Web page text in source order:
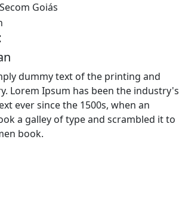
Secom Goiás
dummy text of the printing and
Lorem Ipsum has been the industry's
ever since the 1500s, when an
a galley of type and scrambled it to
book.